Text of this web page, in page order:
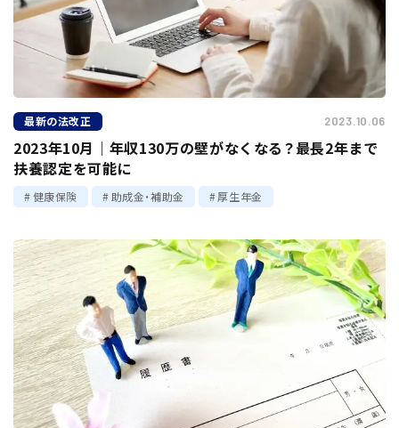
最新の法改正 2023.10.06
2023年10月｜年収130万の壁がなくなる？最長2年まで
扶養認定を可能に
健康保険 助成金・補助金 厚生年金